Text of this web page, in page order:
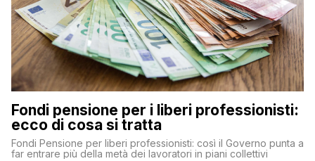
Fondi pensione per i liberi professionisti:
ecco di cosa si tratta
Fondi Pensione per liberi professionisti: così il Governo punta a
far entrare più della metà dei lavoratori in piani collettivi